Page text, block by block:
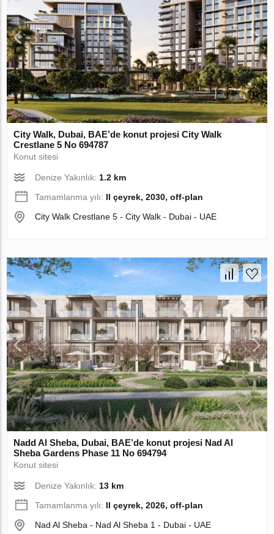
City Walk, Dubai, BAE’de konut projesi City Walk
Crestlane 5 No 694787
Konut sitesi
Denize Yakınlık:1.2 km
Tamamlanma yılı: II çeyrek, 2030, off-plan
City Walk Crestlane 5 - City Walk - Dubai - UAE
Nadd Al Sheba, Dubai, BAE’de konut projesi Nad Al
Sheba Gardens Phase 11 No 694794
Konut sitesi
Denize Yakınlık: 13 km
Tamamlanma yılı: II çeyrek, 2026, off-plan
Nad Al Sheba - Nad Al Sheba 1 - Dubai - UAE